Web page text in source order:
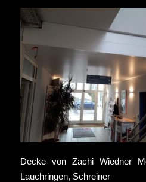
Decke von Zachi Wiedner
Lauchringen, Schreiner